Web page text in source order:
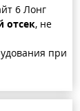
6 Лонг
отсек, не
при